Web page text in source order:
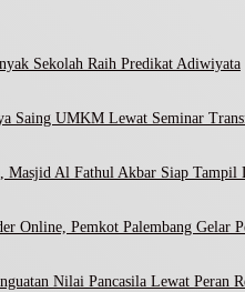
Sekolah Raih Predikat Adiwiyata
Saing UMKM Lewat Seminar
Masjid Al Fathul Akbar Siap Tampil
Online, Pemkot Palembang Gelar
Nilai Pancasila Lewat Peran